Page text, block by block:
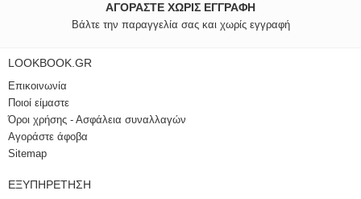
ΑΓΟΡΆΣΤΕ ΧΩΡΊΣ ΕΓΓΡΑΦΉ
Βάλτε την παραγγελία σας και χωρίς εγγραφή
LOOKBOOK.GR
Επικοινωνία
Ποιοί είμαστε
Όροι χρήσης - Ασφάλεια συναλλαγών
Αγοράστε άφοβα
Sitemap
ΕΞΥΠΗΡΈΤΗΣΗ